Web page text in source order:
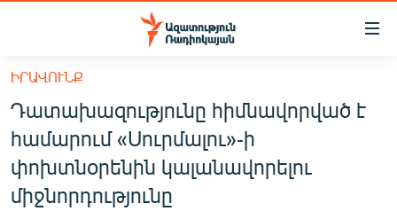
Մատչելիության
հիմնական
բովանդակությանը
Անցնել
հիմնական
մենյուին
Որոնում
ՀԱՅԱՍՏԱՆ
ՔԱՂԱՔԱԿԱՆ
ԸՆՏՐՈՒԹՅՈՒՆՆԵՐ 2026
ԻՐԱՎՈՒՆՔ
Դատախազությունը հիմնավորված է
համարում «Սուրմալու»-ի
փոխտնօրենին կալանավորելու
միջնորդությունը